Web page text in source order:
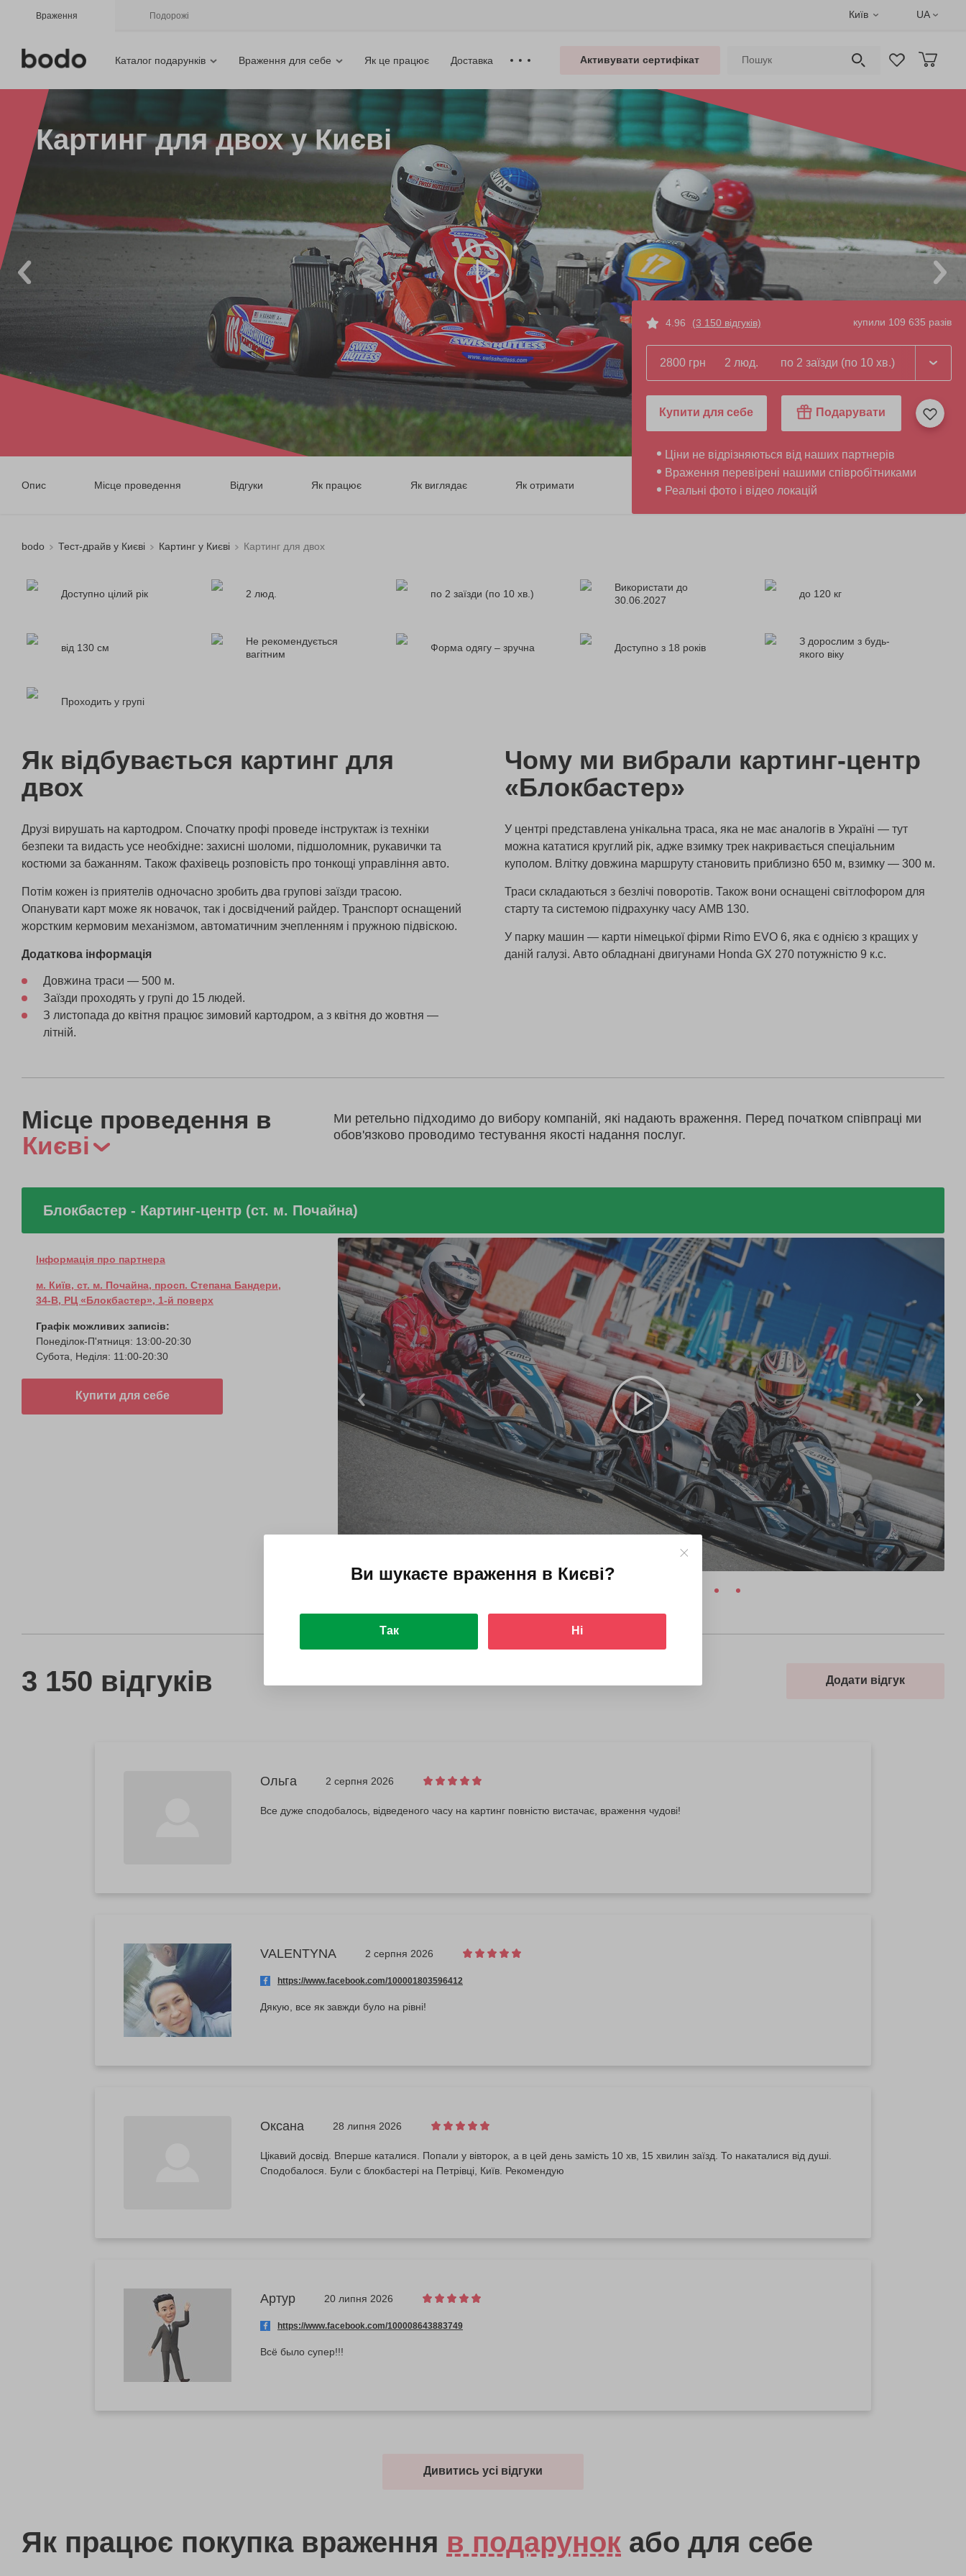
Враження Подорожі Київ UA
Каталог подарунків Враження для себе Як це працює Доставка Активувати сертифікат
Картинг для двох у Києві
Опис Місце проведення Відгуки Як працює Як виглядає Як отримати
4.96 (3 150 відгуків) купили 109 635 разів
2800 грн 2 люд. по 2 заїзди (по 10 хв.)
Купити для себе Подарувати
Ціни не відрізняються від наших партнерів
Враження перевірені нашими співробітниками
Реальні фото і відео локацій
bodo Тест-драйв у Києві Картинг у Києві Картинг для двох
Доступно цілий рік 2 люд. по 2 заїзди (по 10 хв.)
Використати до
30.06.2027
до 120 кг
від 130 см
Не рекомендується
вагітним
Форма одягу – зручна Доступно з 18 років
З дорослим з будь-
якого віку
Проходить у групі
Як відбувається картинг для
двох
Друзі вирушать на картодром. Спочатку профі проведе інструктаж із техніки
безпеки та видасть усе необхідне: захисні шоломи, підшоломник, рукавички та
костюми за бажанням. Також фахівець розповість про тонкощі управління авто.
Потім кожен із приятелів одночасно зробить два групові заїзди трасою.
Опанувати карт може як новачок, так і досвідчений райдер. Транспорт оснащений
жорстким кермовим механізмом, автоматичним зчепленням і пружною підвіскою.
Додаткова інформація
Довжина траси — 500 м.
Заїзди проходять у групі до 15 людей.
З листопада до квітня працює зимовий картодром, а з квітня до жовтня —
літній.
Чому ми вибрали картинг-центр
«Блокбастер»
У центрі представлена ​​унікальна траса, яка не має аналогів в Україні — тут
можна кататися круглий рік, адже взимку трек накривається спеціальним
куполом. Влітку довжина маршруту становить приблизно 650 м, взимку — 300 м.
Траси складаються з безлічі поворотів. Також вони оснащені світлофором для
старту та системою підрахунку часу АMB 130.
У парку машин — карти німецької фірми Rimo EVO 6, яка є однією з кращих у
даній галузі. Авто обладнані двигунами Honda GX 270 потужністю 9 к.с.
Місце проведення в
Києві
Ми ретельно підходимо до вибору компаній, які надають враження. Перед початком співпраці ми
обов'язково проводимо тестування якості надання послуг.
Блокбастер - Картинг-центр (ст. м. Почайна)
Інформація про партнера
м. Київ, ст. м. Почайна, просп. Степана Бандери,
34-В, РЦ «Блокбастер», 1-й поверх
Графік можливих записів:
Понеділок-П'ятниця: 13:00-20:30
Субота, Неділя: 11:00-20:30
Купити для себе
3 150 відгуків Додати відгук
Ольга 2 серпня 2026
Все дуже сподобалось, відведеного часу на картинг повністю вистачає, враження чудові!
VALENTYNA 2 серпня 2026
https://www.facebook.com/100001803596412
Дякую, все як завжди було на рівні!
Оксана 28 липня 2026
Цікавий досвід. Вперше каталися. Попали у вівторок, а в цей день замість 10 хв, 15 хвилин заїзд. То накаталися від душі.
Сподобалося. Були с блокбастері на Петрівці, Київ. Рекомендую
Артур 20 липня 2026
https://www.facebook.com/100008643883749
Всё было супер!!!
Дивитись усі відгуки
Як працює покупка враження в подарунок або для себе
Ви шукаєте враження в Києві?
Так Ні